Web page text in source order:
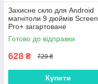
Захисне скло для Android
магнітоли 9 дюймів Screen
Pro+ загартоване
Готово до відправки
628 ₴ 729 ₴
Купити